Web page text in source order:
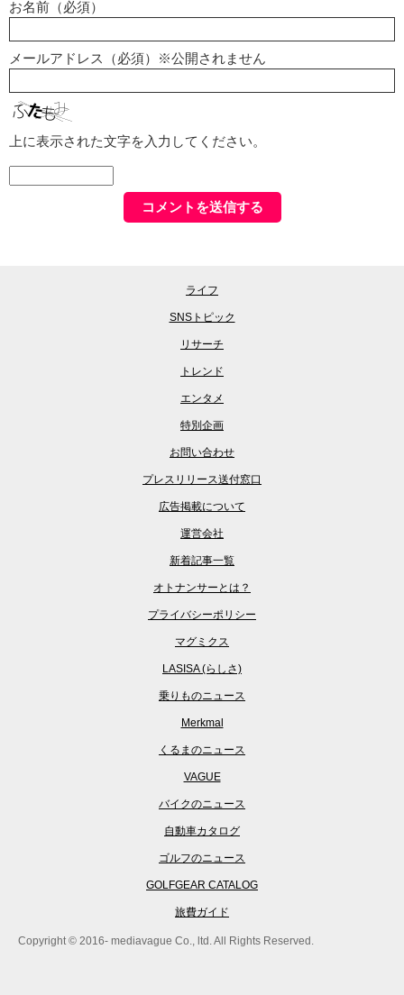
お名前（必須）
メールアドレス（必須）※公開されません
上に表示された文字を入力してください。
ライフ
SNSトピック
リサーチ
トレンド
エンタメ
特別企画
お問い合わせ
プレスリリース送付窓口
広告掲載について
運営会社
新着記事一覧
オトナンサーとは？
プライバシーポリシー
マグミクス
LASISA (らしさ)
乗りものニュース
Merkmal
くるまのニュース
VAGUE
バイクのニュース
自動車カタログ
ゴルフのニュース
GOLFGEAR CATALOG
旅費ガイド
Copyright © 2016- mediavague Co., ltd. All Rights Reserved.